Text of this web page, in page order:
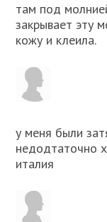
там под
закрывает эту
кожу и клеила.
у меня были
недодтаточно
италия